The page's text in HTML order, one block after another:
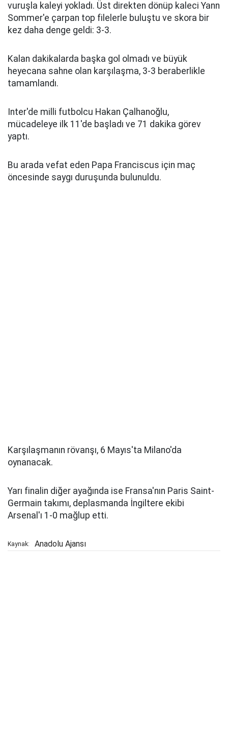
vuruşla kaleyi yokladı. Üst direkten dönüp kaleci Yann
Sommer'e çarpan top filelerle buluştu ve skora bir
kez daha denge geldi: 3-3.
Kalan dakikalarda başka gol olmadı ve büyük
heyecana sahne olan karşılaşma, 3-3 beraberlikle
tamamlandı.
Inter'de milli futbolcu Hakan Çalhanoğlu,
mücadeleye ilk 11'de başladı ve 71 dakika görev
yaptı.
Bu arada vefat eden Papa Franciscus için maç
öncesinde saygı duruşunda bulunuldu.
Karşılaşmanın rövanşı, 6 Mayıs'ta Milano'da
oynanacak.
Yarı finalin diğer ayağında ise Fransa'nın Paris Saint-
Germain takımı, deplasmanda İngiltere ekibi
Arsenal'ı 1-0 mağlup etti.
Kaynak: Anadolu Ajansı